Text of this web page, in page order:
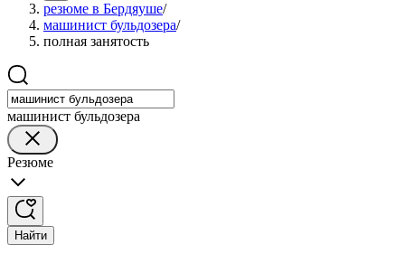
резюме в Бердяуше/
машинист бульдозера/
полная занятость
машинист бульдозера
Резюме
Найти